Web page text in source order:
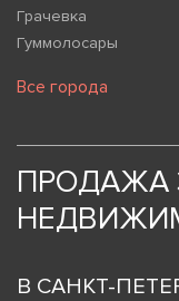
Грачевка
Гуммолосары
Все города
ПРОДАЖА
В САНКТ-